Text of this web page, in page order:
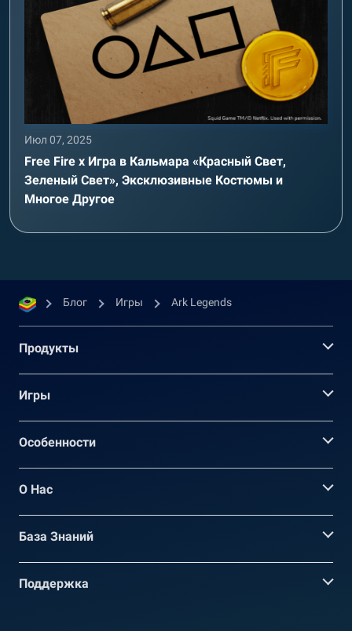
Июл 07, 2025
Free Fire x Игра в Кальмара «Красный Свет,
Зеленый Свет», Эксклюзивные Костюмы и
Многое Другое
Блог Игры Ark Legends
Продукты
Игры
Oсобенности
О Нас
База Знаний
Поддержка